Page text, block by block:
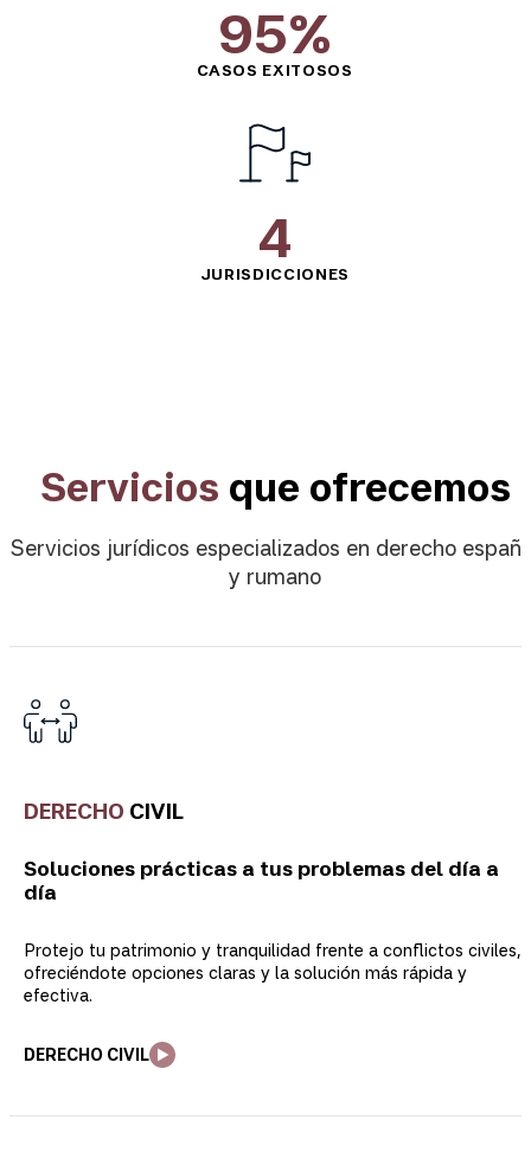
95%
CASOS EXITOSOS
4
JURISDICCIONES
Servicios que ofrecemos
Servicios jurídicos especializados en derecho
y rumano
DERECHO CIVIL
Soluciones prácticas a tus problemas del día a
día
Protejo tu patrimonio y tranquilidad frente a conflictos civiles,
ofreciéndote opciones claras y la solución más rápida y
efectiva.
DERECHO CIVIL